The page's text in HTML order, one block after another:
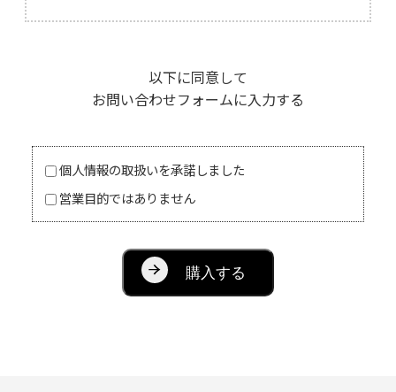
以下に同意して
お問い合わせフォームに入力する
個人情報の取扱いを承諾しました
営業目的ではありません
購入する